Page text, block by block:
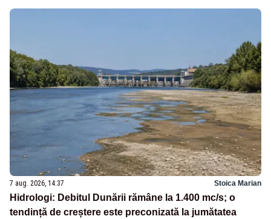
7 aug. 2026, 14:37 Stoica Marian
Hidrologi: Debitul Dunării rămâne la 1.400 mc/s; o
tendință de creștere este preconizată la jumătatea